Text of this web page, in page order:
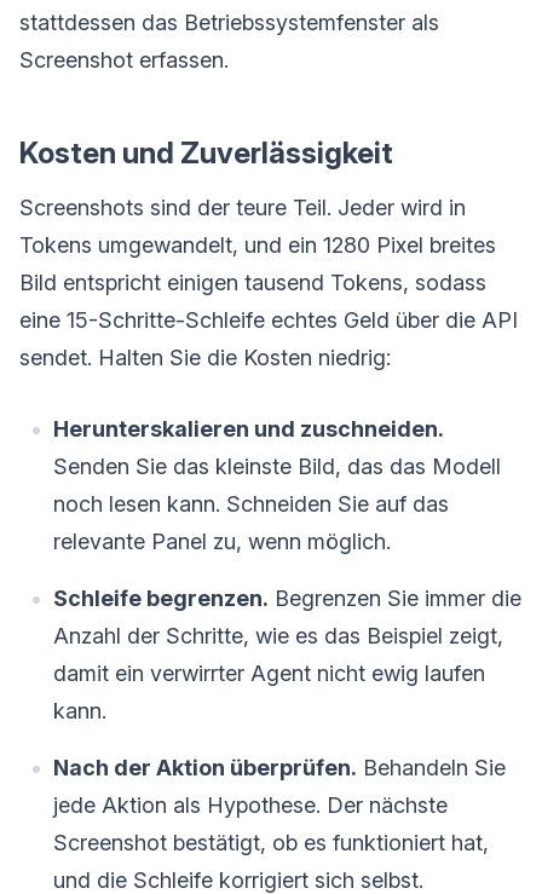
stattdessen das Betriebssystemfenster als
Screenshot erfassen.
Kosten und Zuverlässigkeit
Screenshots sind der teure Teil. Jeder wird in
Tokens umgewandelt, und ein 1280 Pixel breites
Bild entspricht einigen tausend Tokens, sodass
eine 15-Schritte-Schleife echtes Geld über die API
sendet. Halten Sie die Kosten niedrig:
Herunterskalieren und zuschneiden.
Senden Sie das kleinste Bild, das das Modell
noch lesen kann. Schneiden Sie auf das
relevante Panel zu, wenn möglich.
Schleife begrenzen. Begrenzen Sie immer die
Anzahl der Schritte, wie es das Beispiel zeigt,
damit ein verwirrter Agent nicht ewig laufen
kann.
Nach der Aktion überprüfen. Behandeln Sie
jede Aktion als Hypothese. Der nächste
Screenshot bestätigt, ob es funktioniert hat,
und die Schleife korrigiert sich selbst.